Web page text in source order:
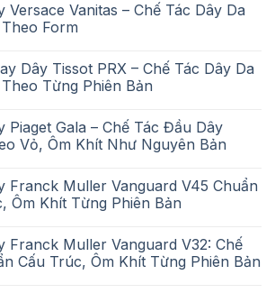
Versace Vanitas – Chế Tác Dây Da
Form
Dây Tissot PRX – Chế Tác Dây Da
Từng Phiên Bản
Piaget Gala – Chế Tác Đầu Dây
Vỏ, Ôm Khít Như Nguyên Bản
Franck Muller Vanguard V45 Chuẩn
Ôm Khít Từng Phiên Bản
Franck Muller Vanguard V32: Chế
Cấu Trúc, Ôm Khít Từng Phiên Bản